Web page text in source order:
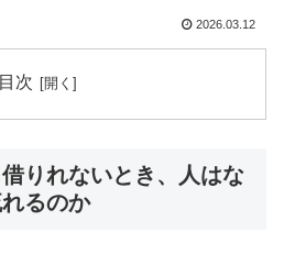
2026.03.12
目次
りれないとき、人はな
るのか